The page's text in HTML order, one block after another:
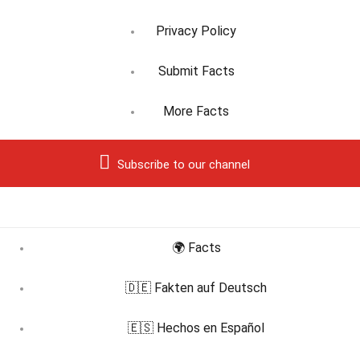
Privacy Policy
Submit Facts
More Facts
Subscribe to our channel
🌍 Facts
🇩🇪 Fakten auf Deutsch
🇪🇸 Hechos en Español